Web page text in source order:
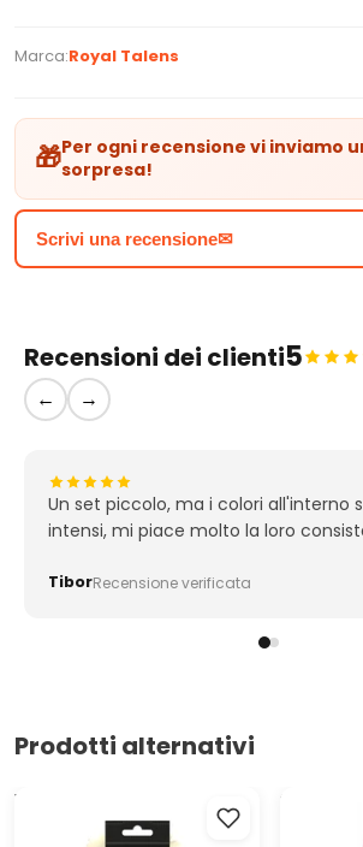
preservano per almeno 80 anni
su umido, stesura a strati, glassa
Set contiene:
12 x 12 ml colori ad olio
Marca:Royal Talens
🎁Per ogni recensione vi inviamo
sorpresa!
Scrivi una recensione✉
Recensioni dei clienti5
← →
Un set piccolo, ma i colori all'interno
intensi, mi piace molto la loro
TiborRecensione verificata
Prodotti alternativi
Vernice acrilica ACRYL PRO
ART Composite 75 ml
SOLO
BASIC